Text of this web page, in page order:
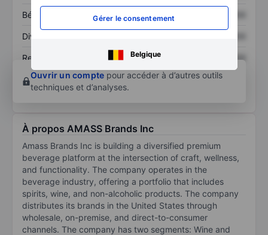
Gérer le consentement
Belgique
Bénéfice par action XXXXXXX
Dividende par action
Rendement des
capitaux propres
XXXXXXX
XXXXXXX
Ouvrir un compte pour accéder à d’autres outils
techniques et d’analyses.
À propos AMASS Brands Inc
Amass Brands Inc is building a diversified premium
beverage platform at the intersection of craft, wellness,
and functionality. The company operates in the
beverage industry, offering a portfolio that includes
spirits, wine, and non-alcoholic products. The company
distributes its brands in the United States through
wholesale, on-premise, and direct-to-consumer
channels. The company has two segments: Wine and